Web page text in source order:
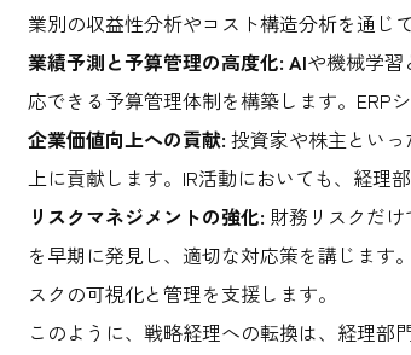
業別の収益性分析やコスト構造分析を通じ
業績予測と予算管理の高度化: AIや機械学
応できる予算管理体制を構築します。ERP
企業価値向上への貢献: 投資家や株主とい
上に貢献します。IR活動においても、経理
リスクマネジメントの強化: 財務リスクだ
を早期に発見し、適切な対応策を講じます
スクの可視化と管理を支援します。
このように、戦略経理への転換は、経理部